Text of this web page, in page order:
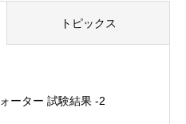
トピックス
ーター 試験結果 -2